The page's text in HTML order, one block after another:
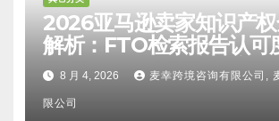
2026亚马逊卖家知识产
解析：FTO检索报告认可
比对区别、TRO应诉方法
甄选避坑全攻略
8 月 4, 2026 麦幸跨境咨询有限公司,
限公司